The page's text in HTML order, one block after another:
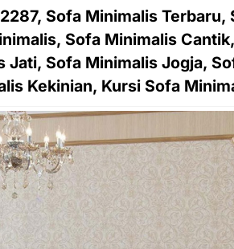
Sofa Minimalis
Sofa Minimalis
Sofa Minimalis Jogja,
Kekinian, Kursi Sofa